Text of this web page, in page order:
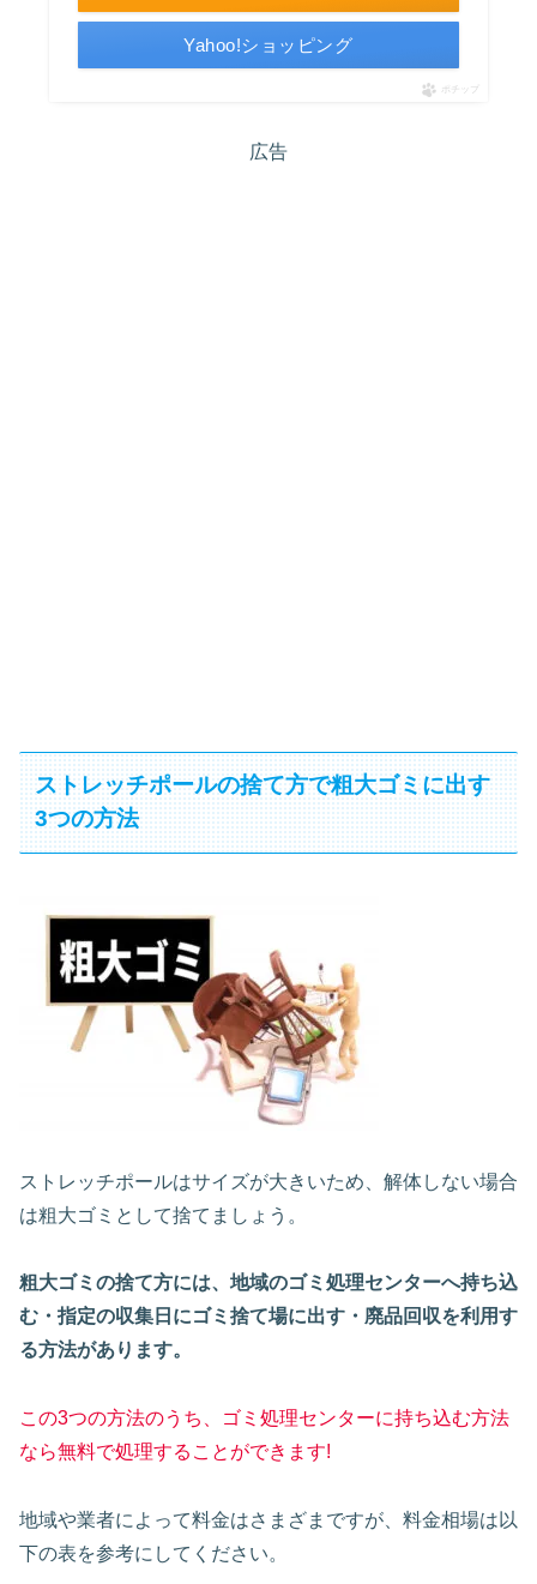
Yahoo!ショッピング
ポチップ
広告
ストレッチポールの捨て方で粗大ゴミに出す
3つの方法
ストレッチポールはサイズが大きいため、解体しない場合
は粗大ゴミとして捨てましょう。
粗大ゴミの捨て方には、地域のゴミ処理センターへ持ち込
む・指定の収集日にゴミ捨て場に出す・廃品回収を利用す
る方法があります。
この3つの方法のうち、ゴミ処理センターに持ち込む方法
なら無料で処理することができます!
地域や業者によって料金はさまざまですが、料金相場は以
下の表を参考にしてください。